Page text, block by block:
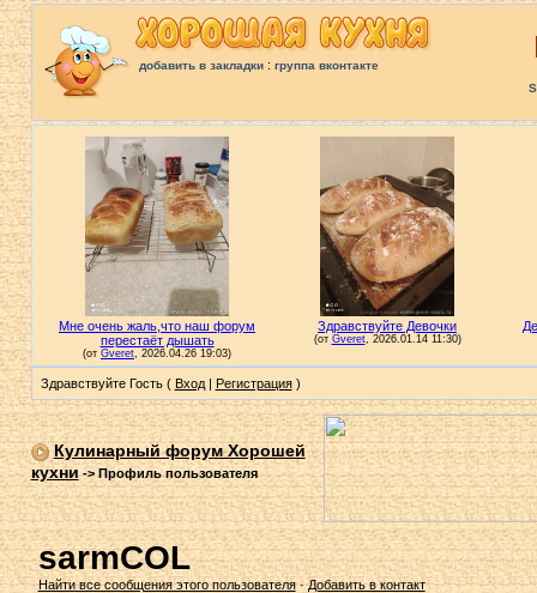
добавить в закладки: группа вконтакте
Здравствуйте Гость ( Вход| Регистрация)
Кулинарный форум Хорошей
кухни->Профиль пользователя
sarmCOL
Найти все сообщения этого пользователя·Добавить в контакт